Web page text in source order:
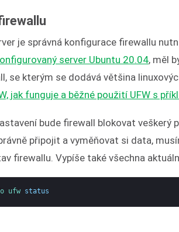
je správná konfigurace firewallu
server Ubuntu 20.04, měl
se kterým se dodává většina
jak funguje a běžné použití UFW s
bude firewall blokovat veškerý
připojit a vyměňovat si data,
firewallu. Vypíše také všechna
ufw status